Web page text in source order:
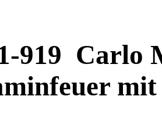
919 Carlo